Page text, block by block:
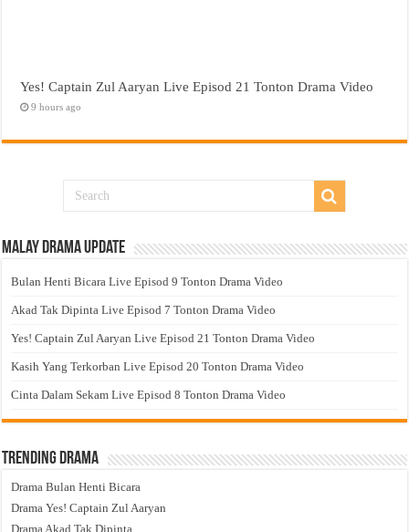
Yes! Captain Zul Aaryan Live Episod 21 Tonton Drama Video
9 hours ago
Malay Drama Update
Bulan Henti Bicara Live Episod 9 Tonton Drama Video
Akad Tak Dipinta Live Episod 7 Tonton Drama Video
Yes! Captain Zul Aaryan Live Episod 21 Tonton Drama Video
Kasih Yang Terkorban Live Episod 20 Tonton Drama Video
Cinta Dalam Sekam Live Episod 8 Tonton Drama Video
Trending Drama
Drama Bulan Henti Bicara
Drama Yes! Captain Zul Aaryan
Drama Akad Tak Dipinta